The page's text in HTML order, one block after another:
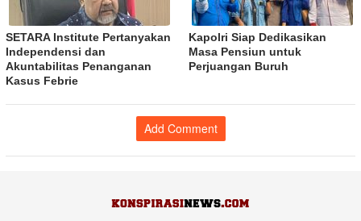
SETARA Institute Pertanyakan
Independensi dan
Akuntabilitas Penanganan
Kasus Febrie
Kapolri Siap Dedikasikan
Masa Pensiun untuk
Perjuangan Buruh
Add Comment